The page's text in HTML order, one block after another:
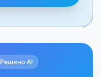
Решено AI